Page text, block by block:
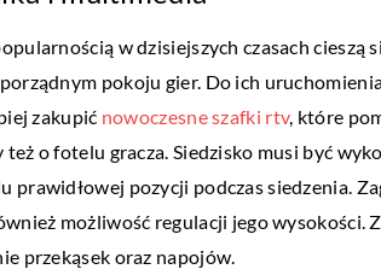
w dzisiejszych czasach
pokoju gier. Do ich
zakupić nowoczesne szafki rtv, które
o fotelu gracza. Siedzisko musi być
prawidłowej pozycji podczas siedzenia.
możliwość regulacji jego wysokości.
przekąsek oraz napojów.
LIFESTYLE
03 lipca 2018
Co warto wiedzieć o wyborze
ślubnych
Wybór i rozdawanie zaproszeń